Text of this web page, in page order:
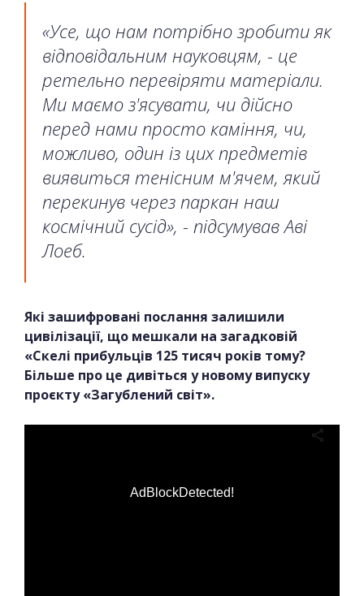
«Усе, що нам потрібно зробити як
відповідальним науковцям, - це
ретельно перевіряти матеріали.
Ми маємо з'ясувати, чи дійсно
перед нами просто каміння, чи,
можливо, один із цих предметів
виявиться тенісним м'ячем, який
перекинув через паркан наш
космічний сусід», - підсумував Аві
Лоеб.
Які зашифровані послання залишили
цивілізації, що мешкали на загадковій
«Скелі прибульців 125 тисяч років тому?
Більше про це дивіться у новому випуску
проєкту «Загублений світ».
AdBlockDetected!